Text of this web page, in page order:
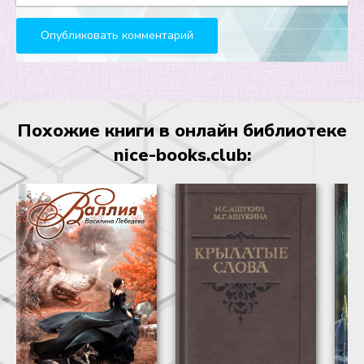
Глава 24
Глава 28
Похожие книги в онлайн библиотеке
nice-books.club: